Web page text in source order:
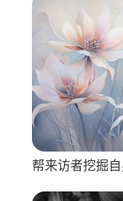
帮来访者挖掘